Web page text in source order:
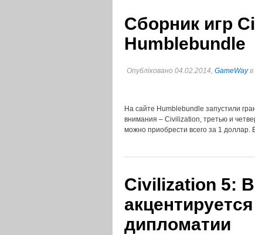
Сборник игр
Humblebundle
Опубліковано 04.02.2014, GameWayв
На сайте Humblebundle запустили
внимания – Civilization, третью и
можно приобрести всего за 1 доллар.
Civilization 5:
дипломатии